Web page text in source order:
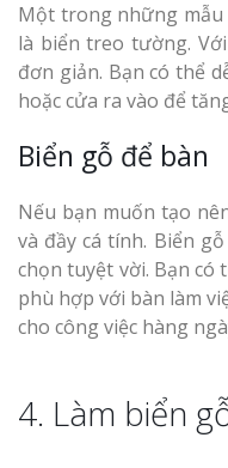
Một trong những mẫu
là biển treo tường.
đơn giản. Bạn có thể
hoặc cửa ra vào để
Biển gỗ để bàn
Nếu bạn muốn tạo
và đầy cá tính. Biển
chọn tuyệt vời. Bạn có
phù hợp với bàn làm
cho công việc hàng
4. Làm biển